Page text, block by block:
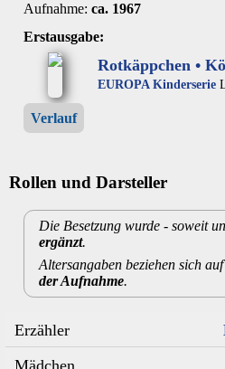
Aufnahme: ca. 1967
Erstausgabe:
Rotkäppchen •
EUROPA Kinderserie
Verlauf
Rollen und Darsteller
Die Besetzung wurde - soweit
ergänzt.
Altersangaben beziehen sich
der Aufnahme.
Erzähler
Mädchen